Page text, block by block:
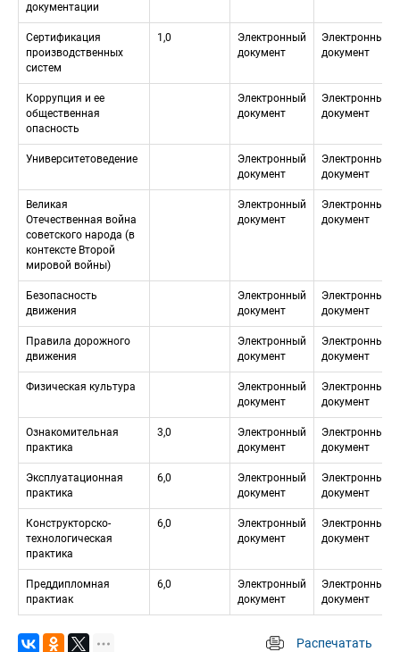
документации
Сертификация
производственных
систем
1,0
Электронный
документ
Электронный
документ
Коррупция и ее
общественная
опасность
Электронный
документ
Электронный
документ
Университетоведение
Электронный
документ
Электронный
документ
Великая
Отечественная война
советского народа (в
контексте Второй
мировой войны)
Электронный
документ
Электронный
документ
Безопасность
движения
Электронный
документ
Электронный
документ
Правила дорожного
движения
Электронный
документ
Электронный
документ
Физическая культура
Электронный
документ
Электронный
документ
Ознакомительная
практика
3,0
Электронный
документ
Электронный
документ
Эксплуатационная
практика
6,0
Электронный
документ
Электронный
документ
Конструкторско-
технологическая
практика
6,0
Электронный
документ
Электронный
документ
Преддипломная
практиак
6,0
Электронный
документ
Электронный
документ
Распечатать